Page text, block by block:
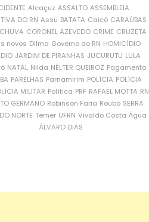
Alcaçuz ASSALTO ASSEMBLEIA
DO RN Assu BATATA Caicó CARAÚBAS
CORONEL AZEVEDO CRIME CRUZETA
novos Dilma Governo do RN HOMICÍDIO
JARDIM DE PIRANHAS JUCURUTU LULA
NATAL Nilda NÉLTER QUEIROZ Pagamento
PARELHAS Parnamirim POLÍCIA POLÍCIA
MILITAR Política PRF RAFAEL MOTTA RN
GERMANO Robinson Faria Roubo SERRA
NORTE Temer UFRN Vivaldo Costa Água
ÁLVARO DIAS